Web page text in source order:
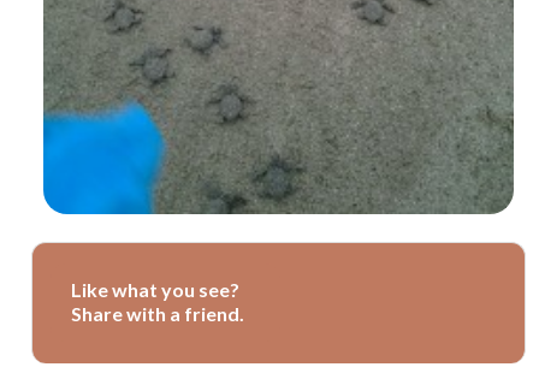
Like what you see?
Share with a friend.